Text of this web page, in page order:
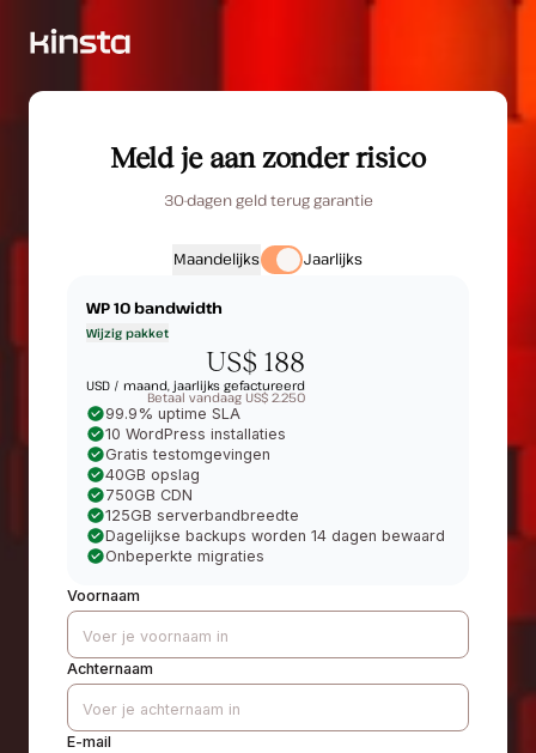
Meld je aan zonder risico
30-dagen geld terug garantie
Maandelijks Jaarlijks
WP 10bandwidth
Wijzig pakket
US$ 188
USD / maand, jaarlijks gefactureerd
Betaal vandaag US$ 2.250
99.9% uptime SLA
10 WordPress installaties
Gratis testomgevingen
40GB opslag
750GB CDN
125GB serverbandbreedte
Dagelijkse backups worden 14 dagen bewaard
Onbeperkte migraties
Voornaam
Achternaam
E-mail